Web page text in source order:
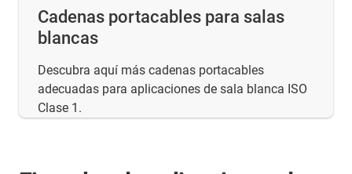
Cadenas portacables para salas
blancas
Descubra aquí más cadenas portacables
adecuadas para aplicaciones de sala blanca ISO
Clase 1.